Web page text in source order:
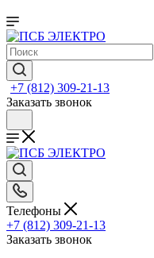
+7 (812) 309-21-13
Заказать звонок
Телефоны
+7 (812) 309-21-13
Заказать звонок